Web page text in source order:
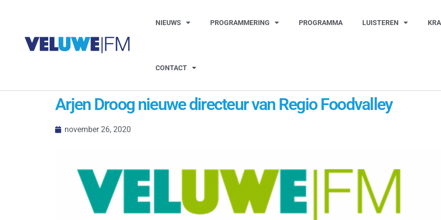
NIEUWS PROGRAMMERING PROGRAMMA LUISTEREN
CONTACT
Arjen Droog nieuwe directeur van Regio Foodvalley
november 26, 2020